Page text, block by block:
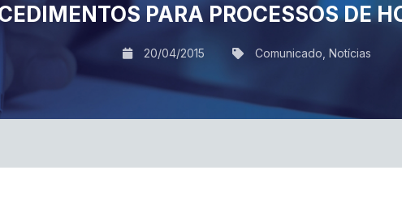
PARA PROCESSOS DE
20/04/2015 Comunicado Notícias